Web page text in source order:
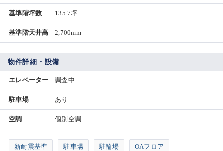
基準階坪数 135.7坪
基準階天井高 2,700mm
物件詳細・設備
エレベーター 調査中
駐車場 あり
空調 個別空調
新耐震基準 駐車場 駐輪場 OAフロア